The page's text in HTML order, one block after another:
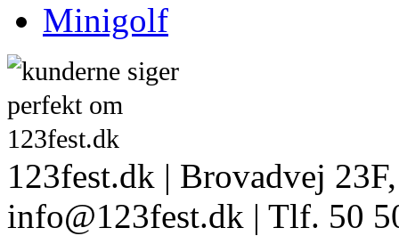
Minigolf
123fest.dk | Brovadvej
info@123fest.dk | Tlf. 50